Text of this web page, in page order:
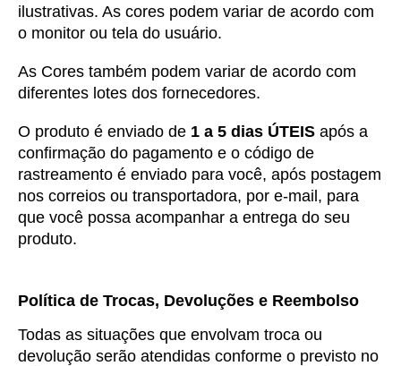
ilustrativas. As cores podem variar de acordo com
o monitor ou tela do usuário.
As Cores também podem variar de acordo com
diferentes lotes dos fornecedores.
O produto é enviado de 1 a 5 dias ÚTEIS após a
confirmação do pagamento e o código de
rastreamento é enviado para você, após postagem
nos correios ou transportadora, por e-mail, para
que você possa acompanhar a entrega do seu
produto.
Política de Trocas, Devoluções e Reembolso
Todas as situações que envolvam troca ou
devolução serão atendidas conforme o previsto no